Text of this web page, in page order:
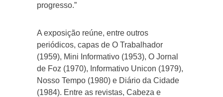
progresso.”
A exposição reúne, entre outros
periódicos, capas de O Trabalhador
(1959), Mini Informativo (1953), O Jornal
de Foz (1970), Informativo Unicon (1979),
Nosso Tempo (1980) e Diário da Cidade
(1984). Entre as revistas, Cabeza e